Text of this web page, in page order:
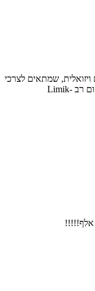
ויזואלית, שמתאים לצרכי
העסק שלי והכל בסבלנות אין קץ!! מומלצים בחום רב Limik-
אלף!!!!!